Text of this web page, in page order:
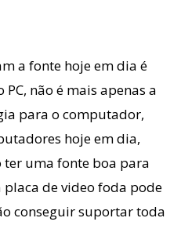
a fonte hoje em dia é
não é mais apenas a
para o computador,
hoje em dia,
ter uma fonte boa para
de video foda pode
conseguir suportar toda